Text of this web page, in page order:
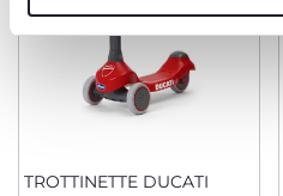
TROTTINETTE DUCATI